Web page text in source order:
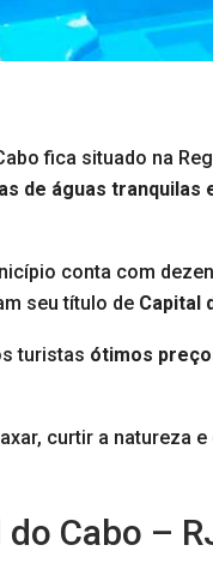
fica situado na
de águas tranquilas
conta com
seu título de Capital
turistas ótimos
curtir a natureza
Cabo –